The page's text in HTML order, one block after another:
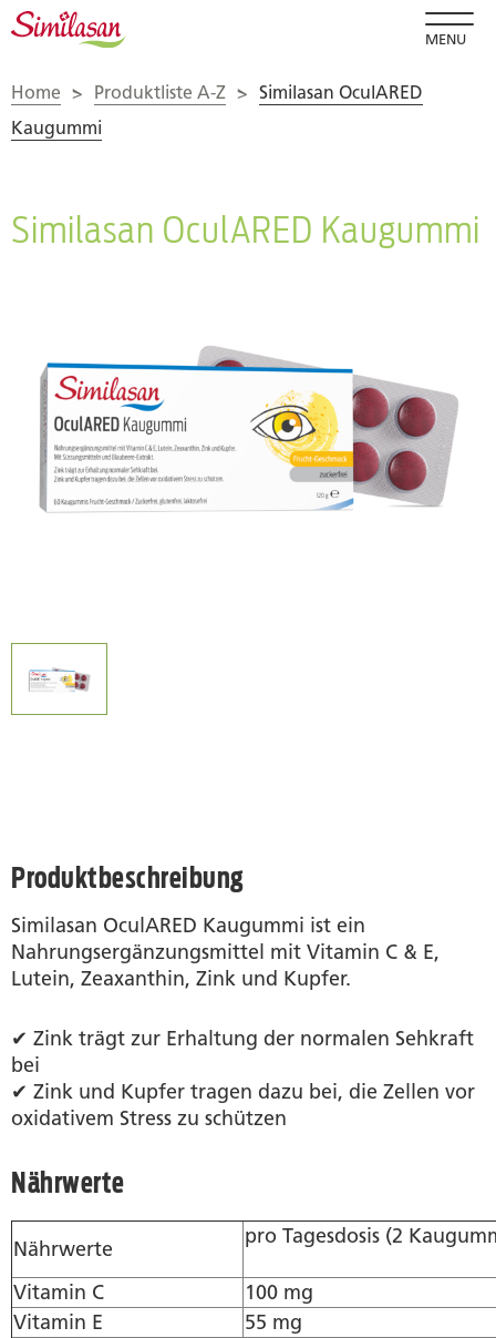
MENU
Home > Produktliste A-Z > Similasan OculARED
Kaugummi
Similasan OculARED Kaugummi
Produktbeschreibung
Similasan OculARED Kaugummi ist ein
Nahrungsergänzungsmittel mit Vitamin C & E,
Lutein, Zeaxanthin, Zink und Kupfer.
✔ Zink trägt zur Erhaltung der normalen Sehkraft
bei
✔ Zink und Kupfer tragen dazu bei, die Zellen vor
oxidativem Stress zu schützen
Nährwerte
Nährwerte
pro Tagesdosis (2
Vitamin C
100 mg
Vitamin E
55 mg